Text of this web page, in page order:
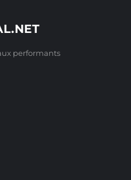
performants